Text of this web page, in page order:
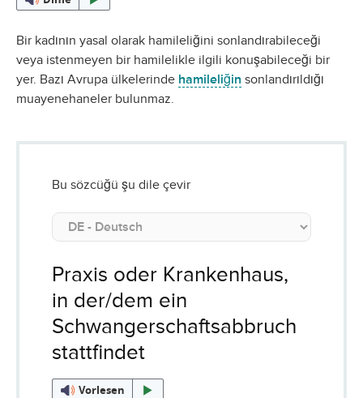
Bir kadının yasal olarak hamileliğini sonlandırabileceği
veya istenmeyen bir hamilelikle ilgili konuşabileceği bir
yer. Bazı Avrupa ülkelerinde hamileliğin sonlandırıldığı
muayenehaneler bulunmaz.
Bu sözcüğü şu dile çevir
Praxis oder Krankenhaus,
in der/dem ein
Schwangerschaftsabbruch
stattfindet
Vorlesen